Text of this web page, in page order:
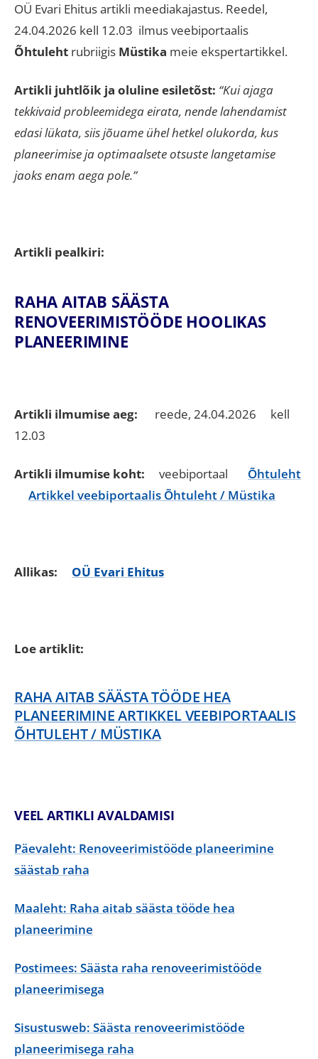
OÜ Evari Ehitus artikli meediakajastus. Reedel,
24.04.2026 kell 12.03 ilmus veebiportaalis
Õhtuleht rubriigis Müstika meie ekspertartikkel.
Artikli juhtlõik ja oluline esiletõst: “Kui ajaga
tekkivaid probleemidega eirata, nende lahendamist
edasi lükata, siis jõuame ühel hetkel olukorda, kus
planeerimise ja optimaalsete otsuste langetamise
jaoks enam aega pole.”
Artikli pealkiri:
RAHA AITAB SÄÄSTA
RENOVEERIMISTÖÖDE HOOLIKAS
PLANEERIMINE
Artikli ilmumise aeg: reede, 24.04.2026 kell
12.03
Artikli ilmumise koht: veebiportaal Õhtuleht
Artikkel veebiportaalis Õhtuleht / Müstika
Allikas: OÜ Evari Ehitus
Loe artiklit:
RAHA AITAB SÄÄSTA TÖÖDE HEA
PLANEERIMINE ARTIKKEL VEEBIPORTAALIS
ÕHTULEHT / MÜSTIKA
VEEL ARTIKLI AVALDAMISI
Päevaleht: Renoveerimistööde planeerimine
säästab raha
Maaleht: Raha aitab säästa tööde hea
planeerimine
Postimees: Säästa raha renoveerimistööde
planeerimisega
Sisustusweb: Säästa renoveerimistööde
planeerimisega raha